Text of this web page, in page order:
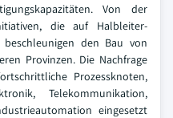
Von der
die auf Halbleiter-
beschleunigen den Bau von
Provinzen. Die Nachfrage
Prozessknoten,
Telekommunikation,
eingesetzt